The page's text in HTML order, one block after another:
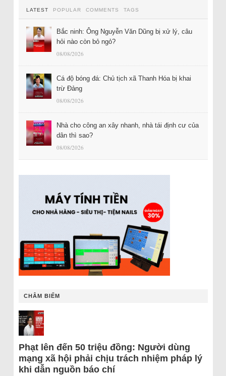
LATEST POPULAR COMMENTS TAGS
Bắc ninh: Ông Nguyễn Văn Dũng bị xử lý, câu
hỏi nào còn bỏ ngỏ?
08/08/2026
Cá độ bóng đá: Chủ tịch xã Thanh Hóa bị khai
trừ Đảng
08/08/2026
Nhà cho công an xây nhanh, nhà tái định cư của
dân thì sao?
08/08/2026
CHÂM BIẾM
Phạt lên đến 50 triệu đồng: Người dùng
mạng xã hội phải chịu trách nhiệm pháp lý
khi dẫn nguồn báo chí